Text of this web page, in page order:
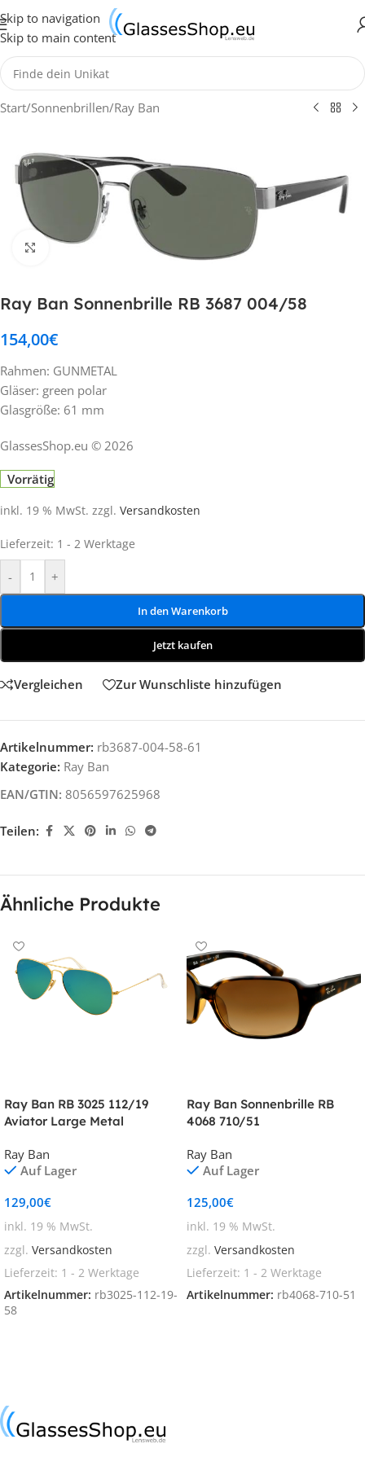
Skip to navigation
Skip to main content
Start/Sonnenbrillen/Ray Ban
Klick zum Vergrößern
Ray Ban Sonnenbrille RB 3687 004/58
154,00€
Rahmen: GUNMETAL
Gläser: green polar
Glasgröße: 61 mm
GlassesShop.eu © 2026
Vorrätig
inkl. 19 % MwSt. zzgl. Versandkosten
Lieferzeit: 1 - 2 Werktage
- +
In den Warenkorb
Jetzt kaufen
Vergleichen Zur Wunschliste hinzufügen
Artikelnummer: rb3687-004-58-61
Kategorie: Ray Ban
EAN/GTIN: 8056597625968
Teilen:
Ähnliche Produkte
Ray Ban RB 3025 112/19
Aviator Large Metal
Ray Ban
Auf Lager
129,00€
inkl. 19 % MwSt.
zzgl. Versandkosten
Lieferzeit: 1 - 2 Werktage
Artikelnummer: rb3025-112-19-
58
Ray Ban Sonnenbrille RB
4068 710/51
Ray Ban
Auf Lager
125,00€
inkl. 19 % MwSt.
zzgl. Versandkosten
Lieferzeit: 1 - 2 Werktage
Artikelnummer: rb4068-710-51